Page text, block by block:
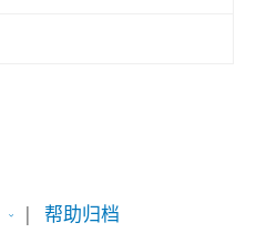
| 帮助归档